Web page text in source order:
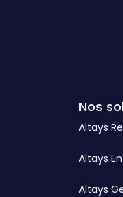
Nos
Altays
Altays
Altays